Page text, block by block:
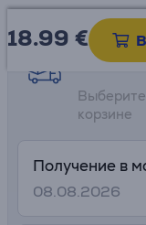
18.99 €
корзине
Получение в
08.08.2026